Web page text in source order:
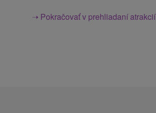
➝ Pokračovať v prehliadaní atrakcií